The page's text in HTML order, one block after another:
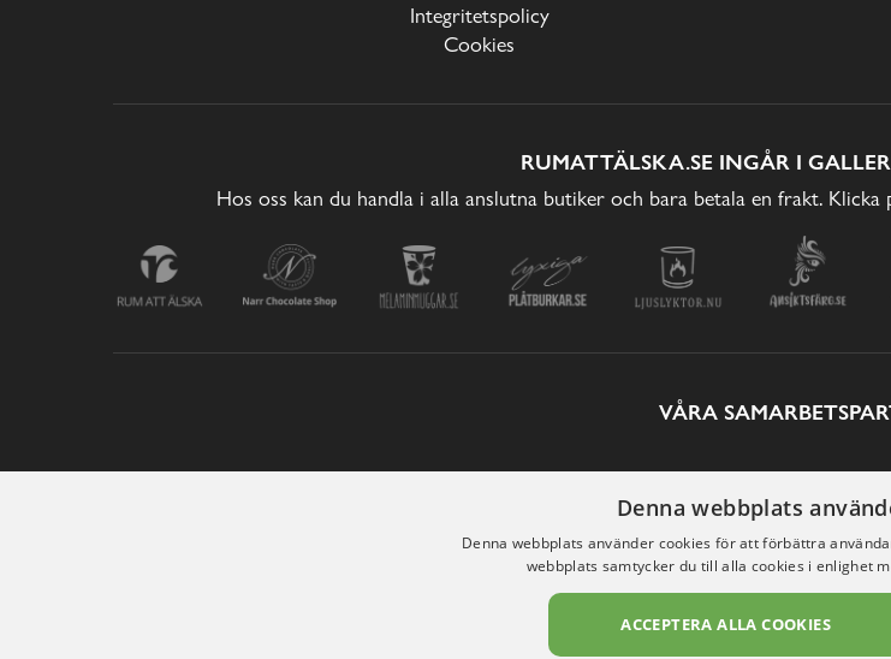
Integritetspolicy
Cookies
RUMATTÄLSKA.SE INGÅR I
Hos oss kan du handla i alla anslutna butiker och bara betala en frakt.
VÅRA
Denna webbplats
Denna webbplats använder cookies för att förbättra
webbplats samtycker du till alla cookies i enlighet
ACCEPTERA ALLA COOKIES